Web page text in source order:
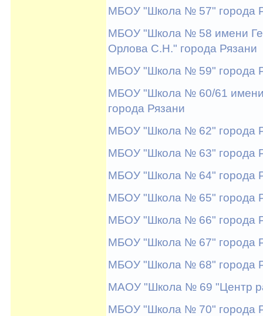
МБОУ "Школа № 57" города
МБОУ "Школа № 58 имени
Орлова С.Н." города Рязани
МБОУ "Школа № 59" города
МБОУ "Школа № 60/61 имени
города Рязани
МБОУ "Школа № 62" города
МБОУ "Школа № 63" города
МБОУ "Школа № 64" города
МБОУ "Школа № 65" города
МБОУ "Школа № 66" города
МБОУ "Школа № 67" города
МБОУ "Школа № 68" города
МАОУ "Школа № 69 "Центр
МБОУ "Школа № 70" города